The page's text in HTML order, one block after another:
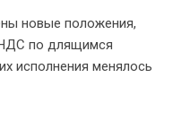
новые положения,
по длящимся
исполнения менялось